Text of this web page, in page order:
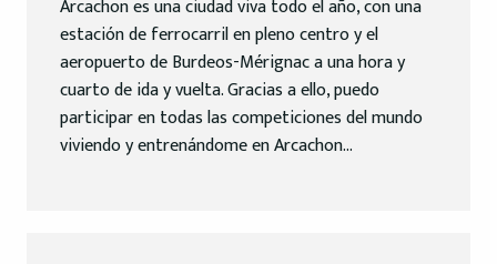
Arcachon es una ciudad viva todo el año, con una
estación de ferrocarril en pleno centro y el
aeropuerto de Burdeos-Mérignac a una hora y
cuarto de ida y vuelta. Gracias a ello, puedo
participar en todas las competiciones del mundo
viviendo y entrenándome en Arcachon…